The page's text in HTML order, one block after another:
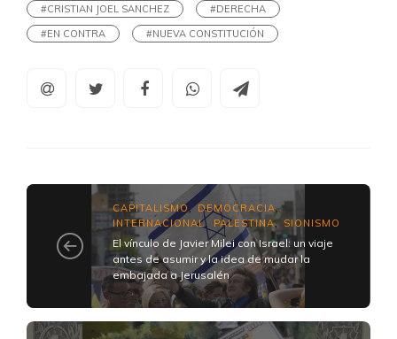
#CRISTIAN JOEL SANCHEZ
#DERECHA
#EN CONTRA
#NUEVA CONSTITUCIÓN
CAPITALISMO ,DEMOCRACIA,
INTERNACIONAL, PALESTINA, SIONISMO
El vínculo de Javier Milei con Israel: un viaje
antes de asumir y la idea de mudar la
embajada a Jerusalén